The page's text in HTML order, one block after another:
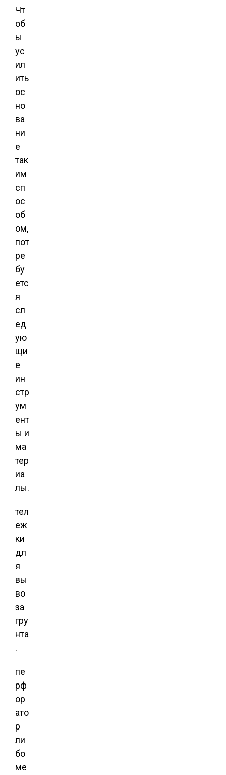
Чт
об
ы
ус
ил
ить
ос
но
ва
ни
е
так
им
сп
ос
об
ом,
пот
ре
бу
етс
я
сл
ед
ую
щи
е
ин
стр
ум
ент
ы и
ма
тер
иа
лы.
тел
еж
ки
дл
я
вы
во
за
гру
нта
.
пе
рф
ор
ато
р
ли
бо
ме